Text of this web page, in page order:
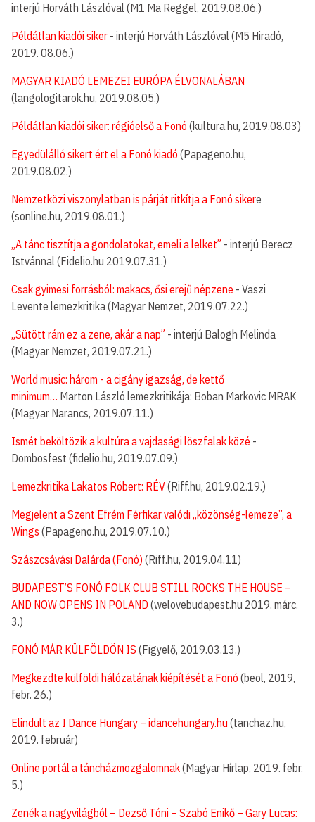
interjú Horváth Lászlóval (M1 Ma Reggel, 2019.08.06.)
Példátlan kiadói siker - interjú Horváth Lászlóval (M5 Hiradó,
2019. 08.06.)
MAGYAR KIADÓ LEMEZEI EURÓPA ÉLVONALÁBAN
(langologitarok.hu, 2019.08.05.)
Példátlan kiadói siker: régióelső a Fonó (kultura.hu, 2019.08.03)
Egyedülálló sikert ért el a Fonó kiadó (Papageno.hu,
2019.08.02.)
Nemzetközi viszonylatban is párját ritkítja a Fonó sikere
(sonline.hu, 2019.08.01.)
„A tánc tisztítja a gondolatokat, emeli a lelket” - interjú Berecz
Istvánnal (Fidelio.hu 2019.07.31.)
Csak gyimesi forrásból: makacs, ősi erejű népzene - Vaszi
Levente lemezkritika (Magyar Nemzet, 2019.07.22.)
„Sütött rám ez a zene, akár a nap” - interjú Balogh Melinda
(Magyar Nemzet, 2019.07.21.)
World music: három - a cigány igazság, de kettő
minimum… Marton László lemezkritikája: Boban Markovic MRAK
(Magyar Narancs, 2019.07.11.)
Ismét beköltözik a kultúra a vajdasági löszfalak közé -
Dombosfest (fidelio.hu, 2019.07.09.)
Lemezkritika Lakatos Róbert: RÉV(Riff.hu, 2019.02.19.)
Megjelent a Szent Efrém Férfikar valódi „közönség-lemeze”, a
Wings (Papageno.hu, 2019.07.10.)
Szászcsávási Dalárda (Fonó) (Riff.hu, 2019.04.11)
BUDAPEST’S FONÓ FOLK CLUB STILL ROCKS THE HOUSE –
AND NOW OPENS IN POLAND (welovebudapest.hu 2019. márc.
3.)
FONÓ MÁR KÜLFÖLDÖN IS (Figyelő, 2019.03.13.)
Megkezdte külföldi hálózatának kiépítését a Fonó (beol, 2019,
febr. 26.)
Elindult az I Dance Hungary – idancehungary.hu (tanchaz.hu,
2019. február)
Online portál a táncházmozgalomnak(Magyar Hírlap, 2019. febr.
5.)
Zenék a nagyvilágból – Dezső Tóni – Szabó Enikő – Gary Lucas: